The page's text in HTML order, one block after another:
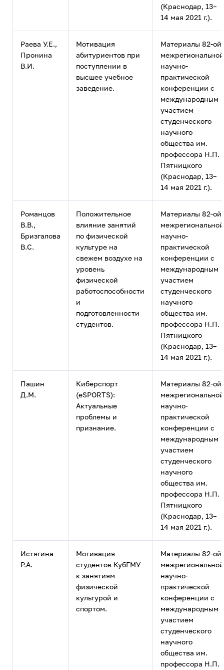
(Краснодар, 13–
14 мая 2021 г.).
Раева У.Е.,
Пронина
В.И.
Мотивация
абитуриентов при
поступлении в
высшее учебное
заведение.
Материалы 82-ой
межрегиональной
научно-
практической
конференции с
международным
участием
студенческого
научного
общества им.
профессора Н.П.
Пятницкого
(Краснодар, 13–
14 мая 2021 г.).
Романцов
В.В.,
Бризгалова
В.С.
Положительное
влияние занятий
по физической
культуре на
свежем воздухе на
уровень
физической
работоспособности
и
подготовленности
студентов.
Материалы 82-ой
межрегиональной
научно-
практической
конференции с
международным
участием
студенческого
научного
общества им.
профессора Н.П.
Пятницкого
(Краснодар, 13–
14 мая 2021 г.).
Пашин
Д.М.
Киберспорт
(eSPORTS):
Актуальные
проблемы и
признание.
Материалы 82-ой
межрегиональной
научно-
практической
конференции с
международным
участием
студенческого
научного
общества им.
профессора Н.П.
Пятницкого
(Краснодар, 13–
14 мая 2021 г.).
Истягина
Р.А.
Мотивация
студентов КубГМУ
к занятиям
физической
культурой и
спортом.
Материалы 82-ой
межрегиональной
научно-
практической
конференции с
международным
участием
студенческого
научного
общества им.
профессора Н.П.